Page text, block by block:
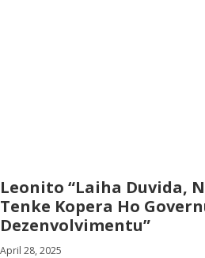
Leonito “Laiha Duvida,
Tenke Kopera Ho
Dezenvolvimentu”
April 28, 2025